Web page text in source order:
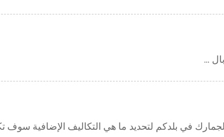
في بلدكم لتحديد ما هي التكاليف الإضافية